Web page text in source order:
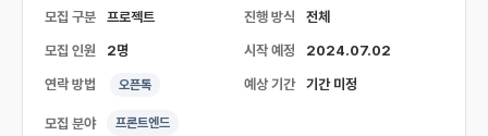
모집 구분 프로젝트 진행 방식 전체
모집 인원 2명 시작 예정 2024.07.02
연락 방법 오픈톡 예상 기간 기간 미정
모집 분야 프론트엔드